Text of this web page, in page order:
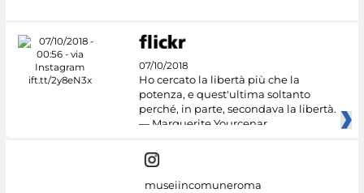
07/10/2018
Ho cercato la libertà più che la
potenza, e quest'ultima soltanto
perché, in parte, secondava la libertà.
— Marguerite Yourcenar
museiincomuneroma